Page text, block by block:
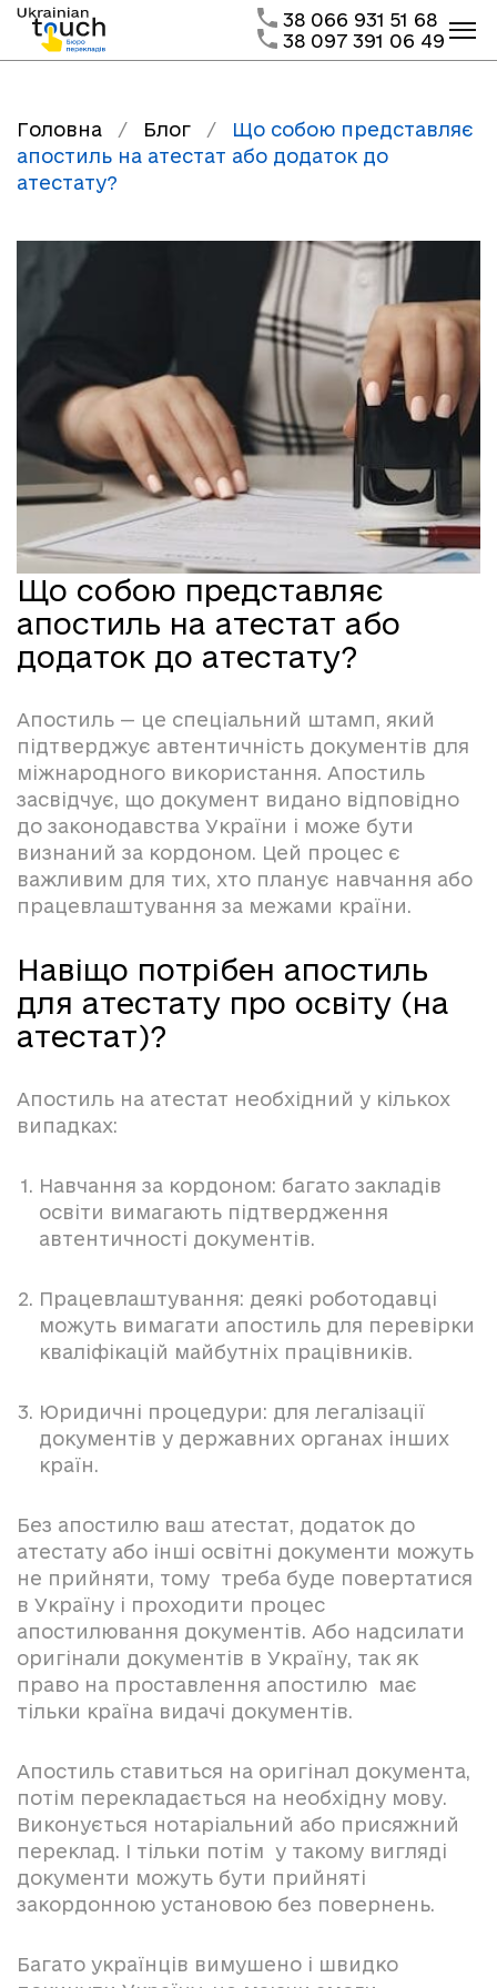
38 066 931 51 68
38 097 391 06 49
Головна / Блог /
Що собою представляє
апостиль на атестат або додаток до
атестату?
Що собою представляє
апостиль на атестат або
додаток до атестату?
Апостиль — це спеціальний штамп, який
підтверджує автентичність документів для
міжнародного використання. Апостиль
засвідчує, що документ видано відповідно
до законодавства України і може бути
визнаний за кордоном. Цей процес є
важливим для тих, хто планує навчання або
працевлаштування за межами країни.
Навіщо потрібен апостиль
для атестату про освіту (на
атестат)?
Апостиль на атестат необхідний у кількох
випадках:
Навчання за кордоном: багато закладів
освіти вимагають підтвердження
автентичності документів.
Працевлаштування: деякі роботодавці
можуть вимагати апостиль для перевірки
кваліфікацій майбутніх працівників.
Юридичні процедури: для легалізації
документів у державних органах інших
країн.
Без апостилю ваш атестат, додаток до
атестату або інші освітні документи можуть
не прийняти, тому треба буде повертатися
в Україну і проходити процес
апостилювання документів. Або надсилати
оригінали документів в Україну, так як
право на проставлення апостилю має
тільки країна видачі документів.
Апостиль ставиться на оригінал документа,
потім перекладається на необхідну мову.
Виконується нотаріальний або присяжний
переклад. І тільки потім у такому вигляді
документи можуть бути прийняті
закордонною установою без повернень.
Багато українців вимушено і швидко